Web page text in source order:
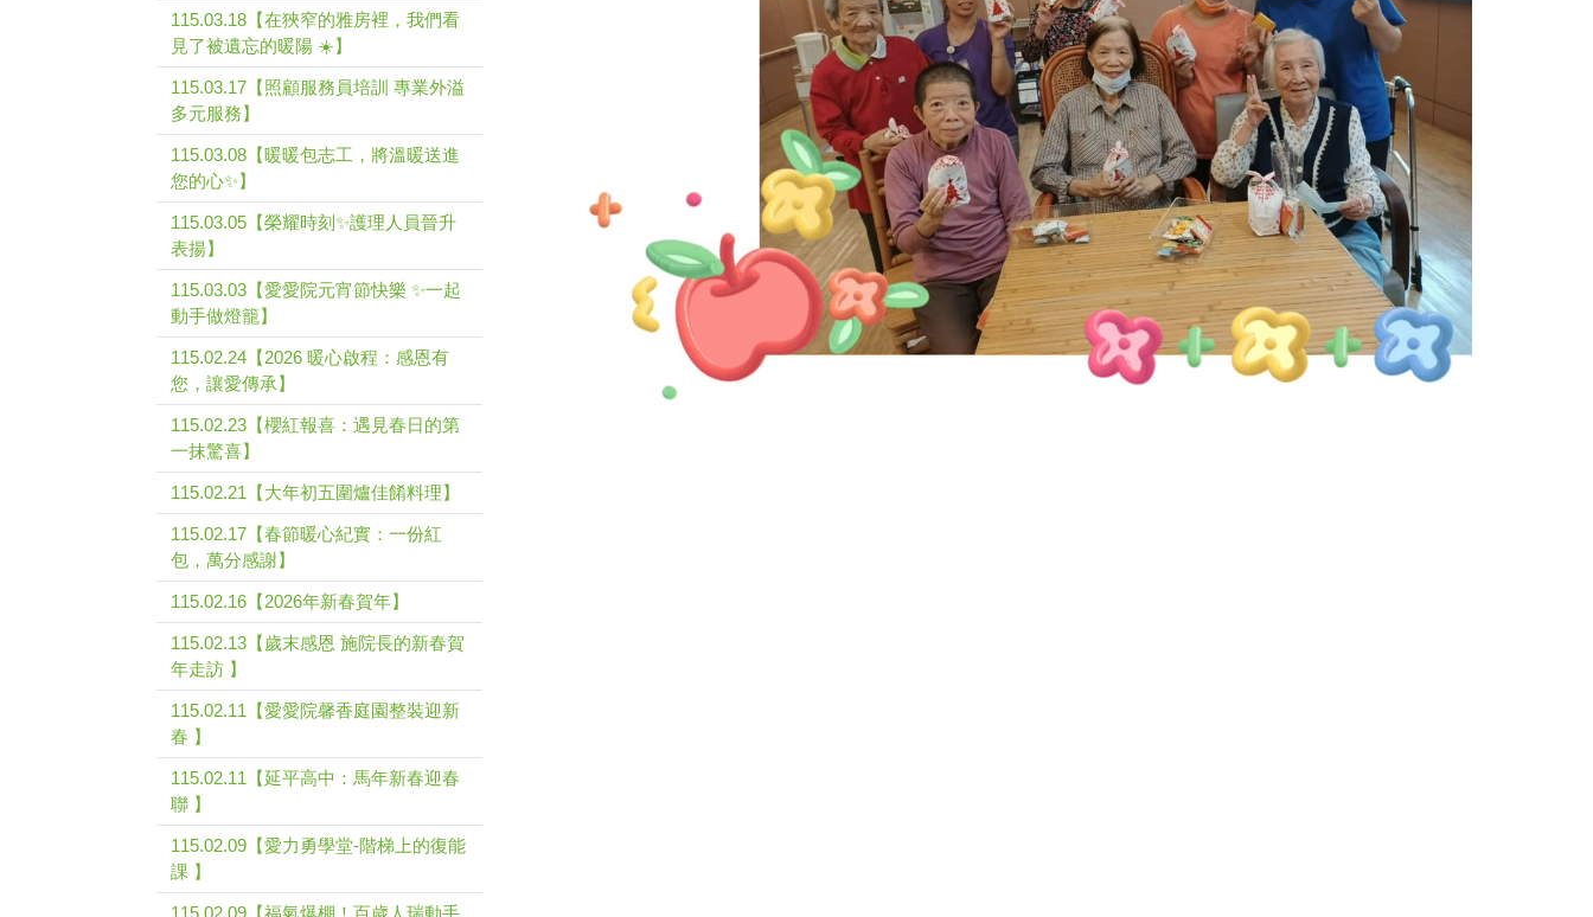
115.03.18【在狹窄的雅房裡，我們看
見了被遺忘的暖陽 ☀️】
115.03.17【照顧服務員培訓 專業外溢
多元服務】
115.03.08【暖暖包志工，將溫暖送進
您的心✨】
115.03.05【榮耀時刻✨護理人員晉升
表揚】
115.03.03【愛愛院元宵節快樂 ✨一起
動手做燈籠】
115.02.24【2026 暖心啟程：感恩有
您，讓愛傳承】
115.02.23【櫻紅報喜：遇見春日的第
一抹驚喜】
115.02.21【大年初五圍爐佳餚料理】
115.02.17【春節暖心紀實：一份紅
包，萬分感謝】
115.02.16【2026年新春賀年】
115.02.13【歲末感恩 施院長的新春賀
年走訪 】
115.02.11【愛愛院馨香庭園整裝迎新
春 】
115.02.11【延平高中：馬年新春迎春
聯 】
115.02.09【愛力勇學堂-階梯上的復能
課 】
115.02.09【福氣爆棚！百歲人瑞動手